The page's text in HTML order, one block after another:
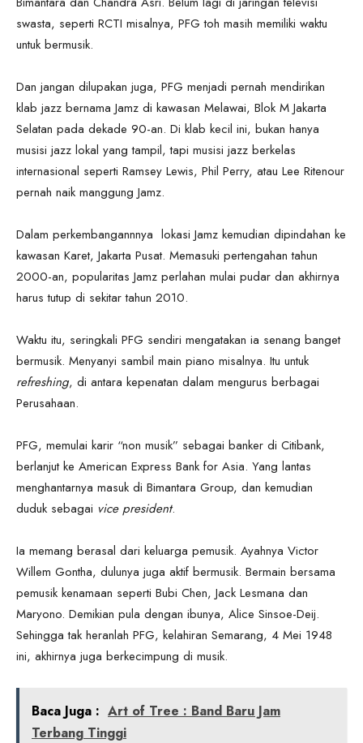
swasta, seperti RCTI misalnya, PFG toh masih memiliki waktu
untuk bermusik.
Dan jangan dilupakan juga, PFG menjadi pernah mendirikan
klab jazz bernama Jamz di kawasan Melawai, Blok M Jakarta
Selatan pada dekade 90-an. Di klab kecil ini, bukan hanya
musisi jazz lokal yang tampil, tapi musisi jazz berkelas
internasional seperti Ramsey Lewis, Phil Perry, atau Lee Ritenour
pernah naik manggung Jamz.
Dalam perkembangannnya lokasi Jamz kemudian dipindahan ke
kawasan Karet, Jakarta Pusat. Memasuki pertengahan tahun
2000-an, popularitas Jamz perlahan mulai pudar dan akhirnya
harus tutup di sekitar tahun 2010.
Waktu itu, seringkali PFG sendiri mengatakan ia senang banget
bermusik. Menyanyi sambil main piano misalnya. Itu untuk
refreshing, di antara kepenatan dalam mengurus berbagai
Perusahaan.
PFG, memulai karir “non musik” sebagai banker di Citibank,
berlanjut ke American Express Bank for Asia. Yang lantas
menghantarnya masuk di Bimantara Group, dan kemudian
duduk sebagai vice president.
Ia memang berasal dari keluarga pemusik. Ayahnya Victor
Willem Gontha, dulunya juga aktif bermusik. Bermain bersama
pemusik kenamaan seperti Bubi Chen, Jack Lesmana dan
Maryono. Demikian pula dengan ibunya, Alice Sinsoe-Deij.
Sehingga tak heranlah PFG, kelahiran Semarang, 4 Mei 1948
ini, akhirnya juga berkecimpung di musik.
Baca Juga : Art of Tree : Band Baru Jam
Terbang Tinggi